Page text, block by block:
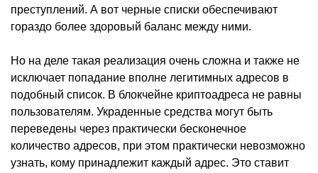
преступлений. А вот черные списки обеспечивают
гораздо более здоровый баланс между ними.
Но на деле такая реализация очень сложна и также не
исключает попадание вполне легитимных адресов в
подобный список. В блокчейне криптоадреса не равны
пользователям. Украденные средства могут быть
переведены через практически бесконечное
количество адресов, при этом практически невозможно
узнать, кому принадлежит каждый адрес. Это ставит